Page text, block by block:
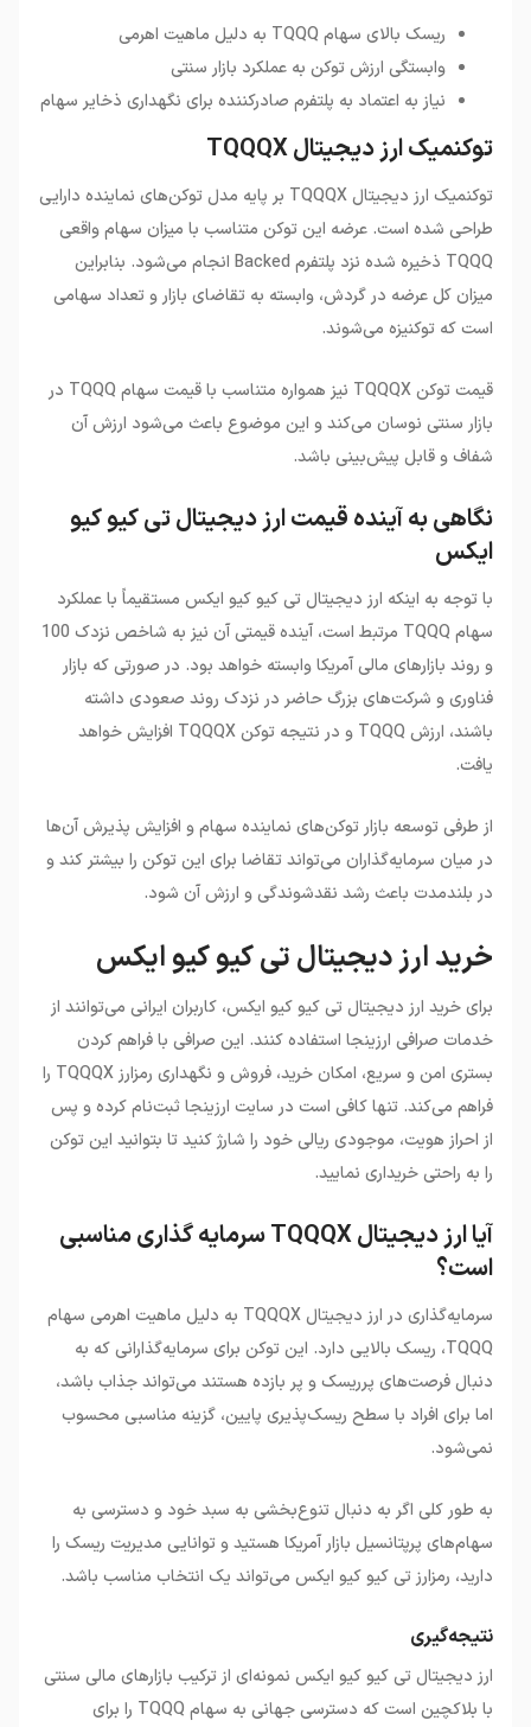
ریسک بالای سهام TQQQ به دلیل ماهیت اهرمی
وابستگی ارزش توکن به عملکرد بازار سنتی
نیاز به اعتماد به پلتفرم صادرکننده برای نگهداری ذخایر سهام
توکنمیک ارز دیجیتال TQQQX
توکنمیک ارز دیجیتال TQQQX بر پایه مدل توکن‌های نماینده دارایی
طراحی شده است. عرضه این توکن متناسب با میزان سهام واقعی
TQQQ ذخیره شده نزد پلتفرم Backed انجام می‌شود. بنابراین
میزان کل عرضه در گردش، وابسته به تقاضای بازار و تعداد سهامی
است که توکنیزه می‌شوند.
قیمت توکن TQQQX نیز همواره متناسب با قیمت سهام TQQQ در
بازار سنتی نوسان می‌کند و این موضوع باعث می‌شود ارزش آن
شفاف و قابل پیش‌بینی باشد.
نگاهی به آینده قیمت ارز دیجیتال تی کیو کیو
ایکس
با توجه به اینکه ارز دیجیتال تی کیو کیو ایکس مستقیماً با عملکرد
سهام TQQQ مرتبط است، آینده قیمتی آن نیز به شاخص نزدک 100
و روند بازارهای مالی آمریکا وابسته خواهد بود. در صورتی که بازار
فناوری و شرکت‌های بزرگ حاضر در نزدک روند صعودی داشته
باشند، ارزش TQQQ و در نتیجه توکن TQQQX افزایش خواهد
یافت.
از طرفی توسعه بازار توکن‌های نماینده سهام و افزایش پذیرش آن‌ها
در میان سرمایه‌گذاران می‌تواند تقاضا برای این توکن را بیشتر کند و
در بلندمدت باعث رشد نقدشوندگی و ارزش آن شود.
خرید ارز دیجیتال تی کیو کیو ایکس
برای خرید ارز دیجیتال تی کیو کیو ایکس، کاربران ایرانی می‌توانند از
خدمات صرافی ارزینجا استفاده کنند. این صرافی با فراهم کردن
بستری امن و سریع، امکان خرید، فروش و نگهداری رمزارز TQQQX را
فراهم می‌کند. تنها کافی است در سایت ارزینجا ثبت‌نام کرده و پس
از احراز هویت، موجودی ریالی خود را شارژ کنید تا بتوانید این توکن
را به راحتی خریداری نمایید.
آیا ارز دیجیتال TQQQX سرمایه گذاری مناسبی
است؟
سرمایه‌گذاری در ارز دیجیتال TQQQX به دلیل ماهیت اهرمی سهام
TQQQ، ریسک بالایی دارد. این توکن برای سرمایه‌گذارانی که به
دنبال فرصت‌های پرریسک و پر بازده هستند می‌تواند جذاب باشد،
اما برای افراد با سطح ریسک‌پذیری پایین، گزینه مناسبی محسوب
نمی‌شود.
به طور کلی اگر به دنبال تنوع‌بخشی به سبد خود و دسترسی به
سهام‌های پرپتانسیل بازار آمریکا هستید و توانایی مدیریت ریسک را
دارید، رمزارز تی کیو کیو ایکس می‌تواند یک انتخاب مناسب باشد.
نتیجه‌گیری
ارز دیجیتال تی کیو کیو ایکس نمونه‌ای از ترکیب بازارهای مالی سنتی
با بلاکچین است که دسترسی جهانی به سهام TQQQ را برای